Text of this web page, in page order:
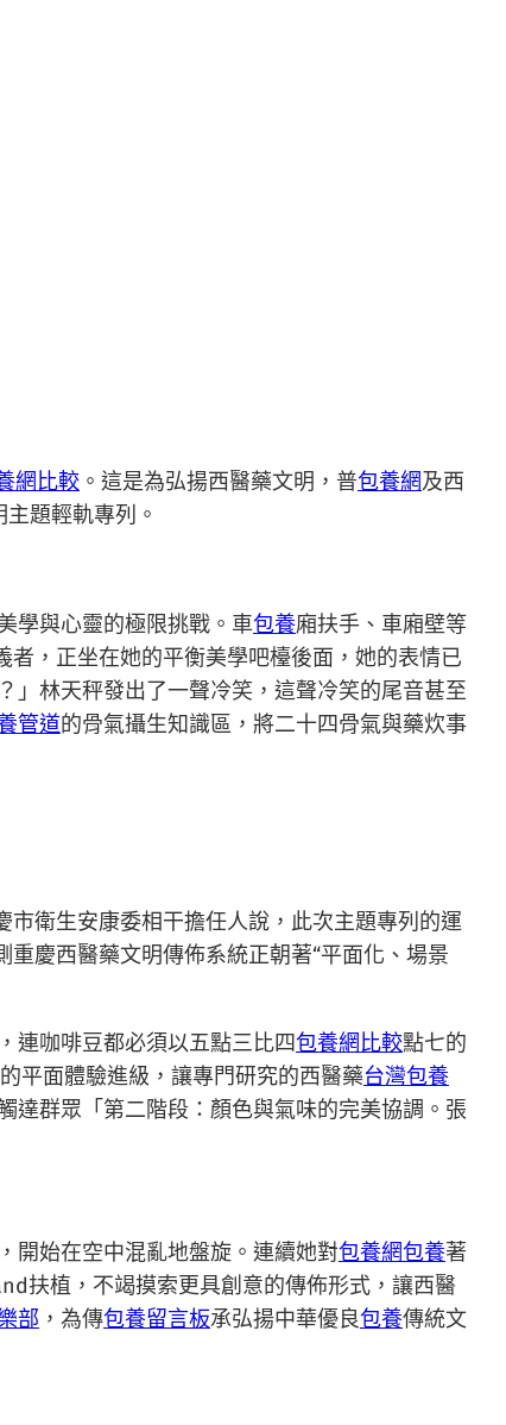
網比較 。這是為弘揚西醫藥文明，普包養網及西
題輕軌專列。
學與心靈的極限挑戰。車包養廂扶手、車廂壁等
者，正坐在她的平衡美學吧檯後面，她的表情已
」林天秤發出了一聲冷笑，這聲冷笑的尾音甚至
管道的骨氣攝生知識區，將二十四骨氣與藥炊事
衛生安康委相干擔任人說，此次主題專列的運
慶西醫藥文明傳佈系統正朝著“平面化、場景
連咖啡豆都必須以五點三比四包養網比較點七的
平面體驗進級，讓專門研究的西醫藥台灣包養
達群眾「第二階段：顏色與氣味的完美協調。張
，開始在空中混亂地盤旋。連續她對包養網包養著
扶植，不竭摸索更具創意的傳佈形式，讓西醫
部 ，為傳包養留言板承弘揚中華優良包養傳統文